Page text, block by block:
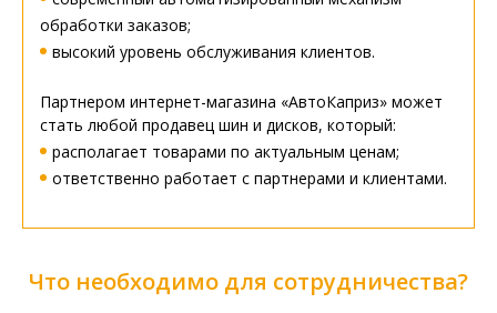
обработки заказов;
высокий уровень обслуживания клиентов.
Партнером интернет-магазина «АвтоКаприз» может
стать любой продавец шин и дисков, который:
располагает товарами по актуальным ценам;
ответственно работает с партнерами и клиентами.
Что необходимо для сотрудничества?